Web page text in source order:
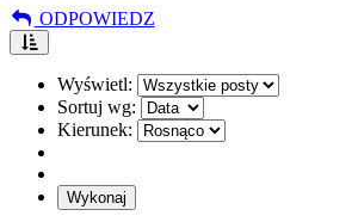
ODPOWIEDZ
Wyświetl:
Sortuj wg:
Kierunek: